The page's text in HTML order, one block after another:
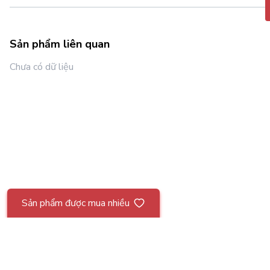
Sản phẩm liên quan
Chưa có dữ liệu
Sản phẩm được mua nhiều